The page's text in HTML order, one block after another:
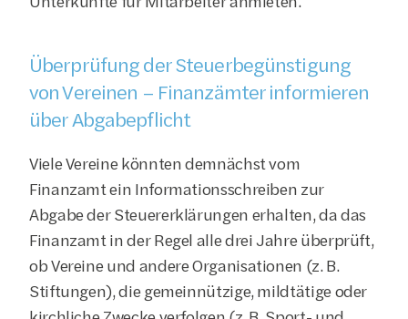
Überprüfung der Steuerbegünstigung
von Vereinen – Finanzämter informieren
über Abgabepflicht
Viele Vereine könnten demnächst vom
Finanzamt ein Informationsschreiben zur
Abgabe der Steuererklärungen erhalten, da das
Finanzamt in der Regel alle drei Jahre überprüft,
ob Vereine und andere Organisationen (z. B.
Stiftungen), die gemeinnützige, mildtätige oder